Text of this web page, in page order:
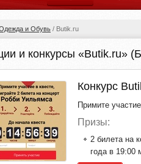
и Обувь / Butik.ru
и конкурсы «Butik.ru»
Конкурс
Примите
Призы:
2 билета на
года в 19:00